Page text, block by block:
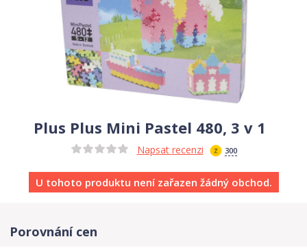
Plus Plus Mini Pastel 480, 3 v 1
Napsat recenzi 300
U tohoto produktu není zařazen žádný obchod.
Porovnání cen